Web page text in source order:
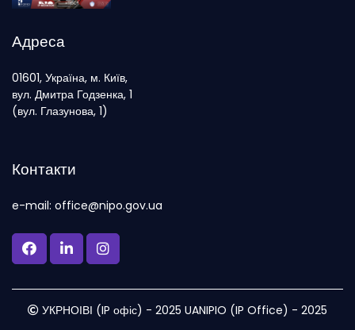
Адреса
01601, Україна, м. Київ,
вул. Дмитра Годзенка, 1
(вул. Глазунова, 1)
Контакти
e-mail: office@nipo.gov.ua
УКРНОІВІ (IP офіс) - 2025 UANIPIO (IP Office) - 2025